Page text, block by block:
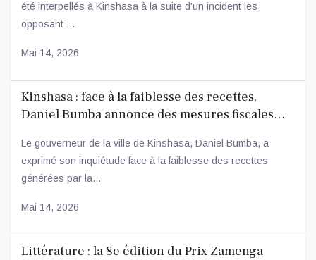
été interpellés à Kinshasa à la suite d’un incident les
opposant ...
Mai 14, 2026
Kinshasa : face à la faiblesse des recettes,
Daniel Bumba annonce des mesures fiscales
Le gouverneur de la ville de Kinshasa, Daniel Bumba, a
exprimé son inquiétude face à la faiblesse des recettes
générées par la...
Mai 14, 2026
Littérature : la 8e édition du Prix Zamenga